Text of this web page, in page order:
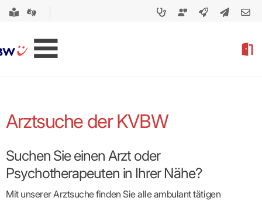
Arztsuche der KVBW
Suchen Sie einen Arzt oder
Psychotherapeuten in Ihrer Nähe?
Mit unserer Arztsuche finden Sie alle ambulant tätigen